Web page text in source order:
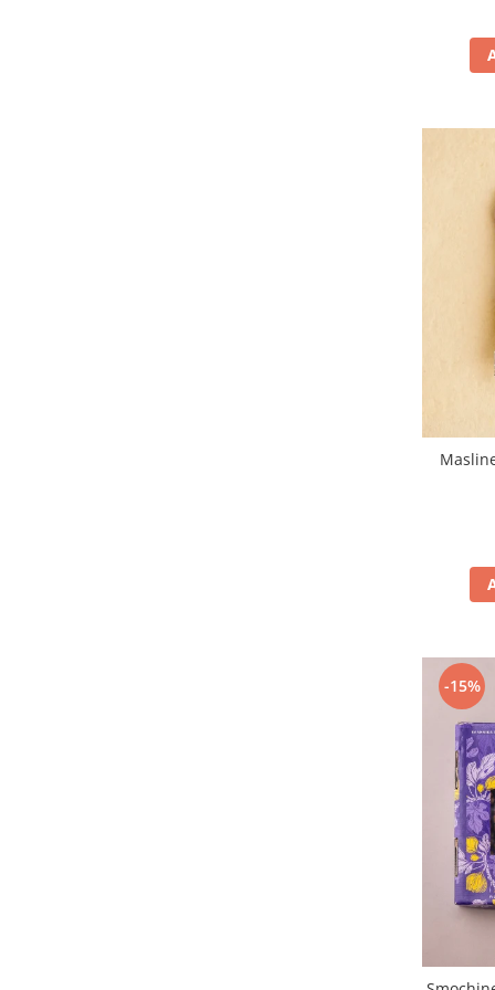
-15%